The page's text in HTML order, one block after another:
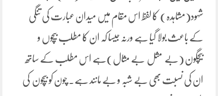
شہود(مشاہدہ) کا لفظ اس مقام میں میدان عبارت کی تنگی
کے باعث بولا گیا ہے ورنہ جیسا کہ ان کا مطلب بیچوں و
بیچگون (بے مثل بے مثال)ہے اس مطلب کے ساتھ
ان کی نسبت بھی بے شبہ و بے مانند ہے۔ چون کو بیچون کی